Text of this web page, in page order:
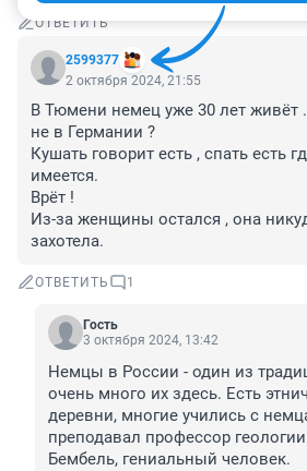
ОТВЕТИТЬ
2599377
2 октября 2024, 21:55
В Тюмени немец уже 30 лет живёт
не в Германии ?
Кушать говорит есть , спать есть
имеется.
Врёт !
Из-за женщины остался , она
захотела.
ОТВЕТИТЬ 1
Гость
3 октября 2024, 13:42
Немцы в России - один из
очень много их здесь. Есть
деревни, многие учились с
преподавал профессор
Бембель, гениальный человек.